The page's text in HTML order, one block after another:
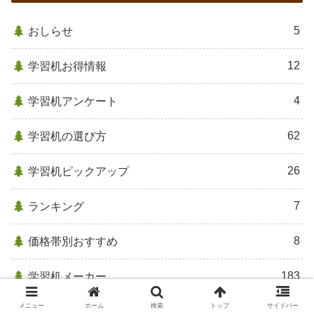
おしらせ 5
学習机お得情報 12
学習机アンケート 4
学習机の選び方 62
学習机ピックアップ 26
ランキング 7
価格帯別おすすめ 8
学習机メーカー 183
33
メニュー ホーム 検索 トップ サイドバー